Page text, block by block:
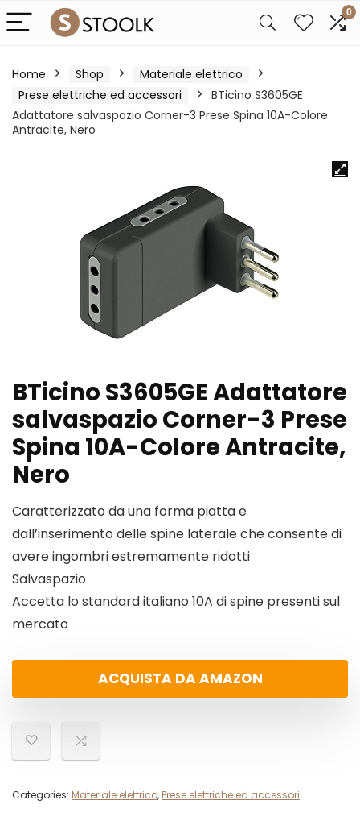
0
Home Shop
Materiale elettrico
Prese elettriche ed accessori
BTicino S3605GE
Adattatore salvaspazio Corner-3 Prese Spina 10A-Colore
Antracite, Nero
BTicino S3605GE Adattatore
salvaspazio Corner-3 Prese
Spina 10A-Colore Antracite,
Nero
Caratterizzato da una forma piatta e
dall’inserimento delle spine laterale che consente di
avere ingombri estremamente ridotti
Salvaspazio
Accetta lo standard italiano 10A di spine presenti sul
mercato
ACQUISTA DA AMAZON
Categories: Materiale elettrico, Prese elettriche ed accessori